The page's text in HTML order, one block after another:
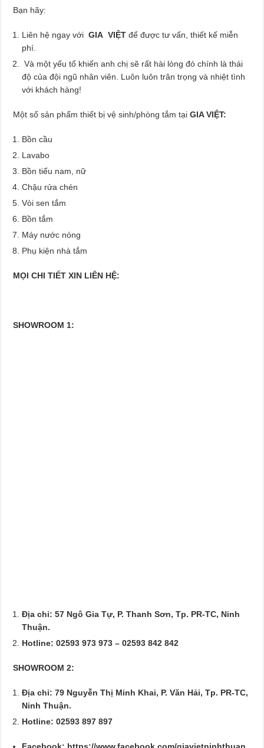
Bạn hãy:
Liên hệ ngay vớiGIA VIỆT để được tư vấn, thiết kế miễn
phí.
Và một yếu tố khiến anh chị sẽ rất hài lòng đó chính là thái
độ của đội ngũ nhân viên. Luôn luôn trân trọng và nhiệt tình
với khách hàng!
Một số sản phẩm thiết bị vệ sinh/phòng tắm tạiGIA VIỆT:
Bồn cầu
Lavabo
Bồn tiểu nam, nữ
Chậu rửa chén
Vòi sen tắm
Bồn tắm
Máy nước nóng
Phụ kiện nhà tắm
MỌI CHI TIẾT XIN LIÊN HỆ:
SHOWROOM 1:
Địa chỉ: 57 Ngô Gia Tự, P. Thanh Sơn, Tp. PR-TC, Ninh
Thuận.
Hotline: 02593 973 973 – 02593 842 842
SHOWROOM 2:
Địa chỉ: 79 Nguyễn Thị Minh Khai, P. Văn Hải, Tp. PR-TC,
Ninh Thuận.
Hotline: 02593 897 897